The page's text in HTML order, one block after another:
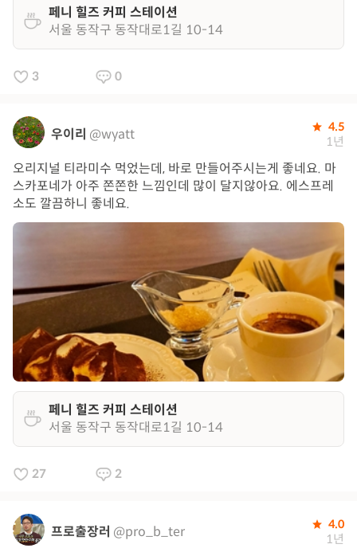
페니 힐즈 커피 스테이션
서울 동작구 동작대로1길 10-14
3 0
우이리 @wyatt 4.5
1년
오리지널 티라미수 먹었는데, 바로 만들어주시는게 좋네요. 마
스카포네가 아주 쫀쫀한 느낌인데 많이 달지않아요. 에스프레
소도 깔끔하니 좋네요.
페니 힐즈 커피 스테이션
서울 동작구 동작대로1길 10-14
27 2
프로출장러 @pro_b_ter 4.0
1년